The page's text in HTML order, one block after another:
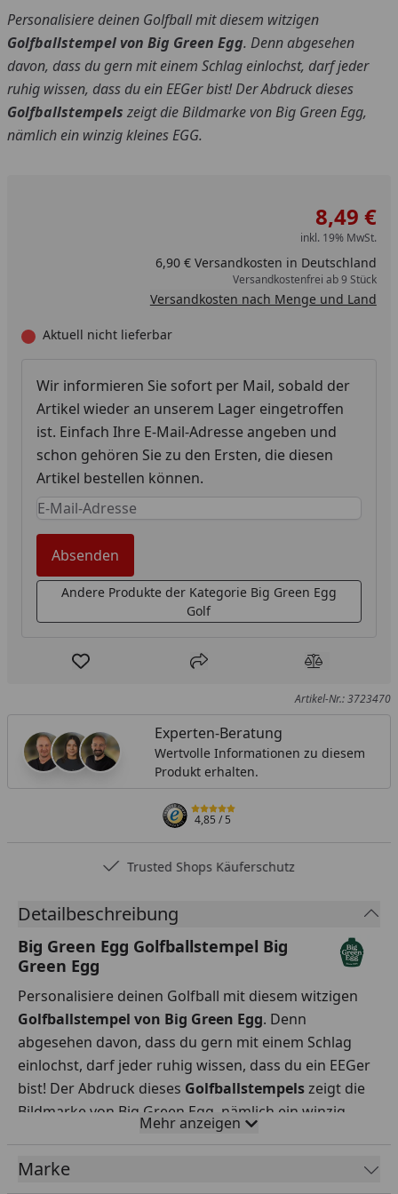
Personalisiere deinen Golfball mit diesem witzigen
Golfballstempel von Big Green Egg. Denn abgesehen
davon, dass du gern mit einem Schlag einlochst, darf jeder
ruhig wissen, dass du ein EEGer bist! Der Abdruck dieses
Golfballstempels zeigt die Bildmarke von Big Green Egg,
nämlich ein winzig kleines EGG.
8,49 €
inkl. 19% MwSt.
6,90 € Versandkosten in Deutschland
Versandkostenfrei ab 9 Stück
Versandkosten nach Menge und Land
Aktuell nicht lieferbar
Wir informieren Sie sofort per Mail, sobald der
Artikel wieder an unserem Lager eingetroffen
ist. Einfach Ihre E-Mail-Adresse angeben und
schon gehören Sie zu den Ersten, die diesen
Artikel bestellen können.
Keine Eingabe erforderlich
Eingabe erforderlich
Absenden
Andere Produkte der Kategorie Big Green Egg
Golf
Produkt zur Wunschliste hinzufügen
Teilen Produkt
Artikel-Nr.: 3723470
Experten-Beratung
Wertvolle Informationen zu diesem
Produkt erhalten.
4,85/ 5
Trusted Shops Käuferschutz
Detailbeschreibung
Big Green Egg Golfballstempel Big
Green Egg
Personalisiere deinen Golfball mit diesem witzigen
Golfballstempel von Big Green Egg. Denn
abgesehen davon, dass du gern mit einem Schlag
einlochst, darf jeder ruhig wissen, dass du ein EEGer
bist! Der Abdruck dieses Golfballstempelszeigt die
Bildmarke von Big Green Egg, nämlich ein winzig
kleines EGG. Der Abdruck trocknet innerhalb weniger
Sekunden, so dass du dich gut auf dein Spiel
konzentrieren kannst.
Mehr anzeigen
Marke